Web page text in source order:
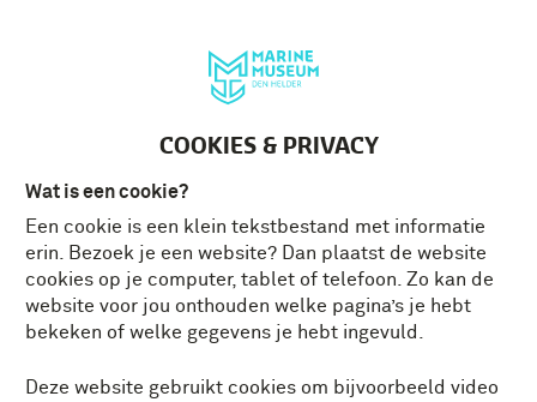
COOKIES & PRIVACY
Wat is een cookie?
Een cookie is een klein tekstbestand met informatie
erin. Bezoek je een website? Dan plaatst de website
cookies op je computer, tablet of telefoon. Zo kan de
website voor jou onthouden welke pagina’s je hebt
bekeken of welke gegevens je hebt ingevuld.
Deze website gebruikt cookies om bijvoorbeeld video